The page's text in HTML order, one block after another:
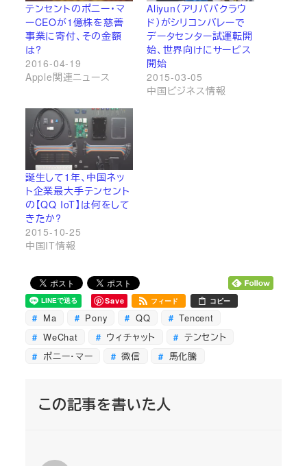
テンセントのポニー・マ
ーCEOが1億株を慈善
事業に寄付、その金額
は?
2016-04-19
Apple関連ニュース
Aliyun（アリババクラウ
ド）がシリコンバレーで
データセンター試運転開
始、世界向けにサービス
開始
2015-03-05
中国ビジネス情報
誕生して1年、中国ネッ
ト企業最大手テンセント
の【QQ IoT】は何をして
きたか?
2015-10-25
中国IT情報
Save フィード コピー
Ma Pony QQ
Tencent
WeChat
ウィチャット
テンセント
ポニー・マー
微信 馬化騰
この記事を書いた人